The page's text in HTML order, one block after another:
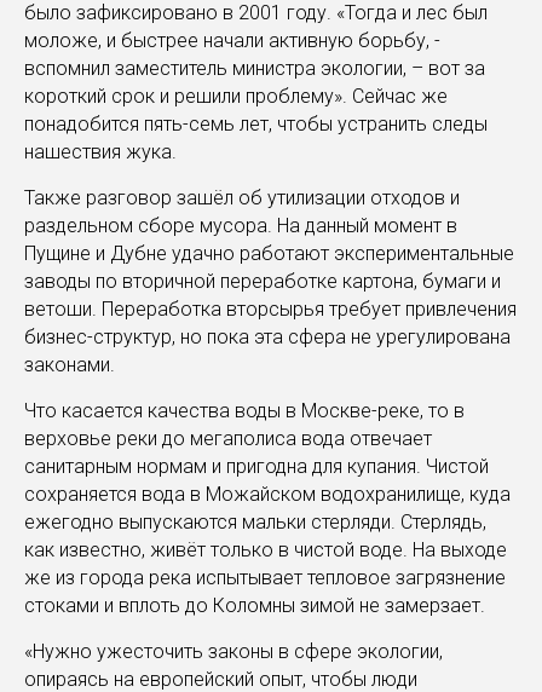
было зафиксировано в 2001 году. «Тогда и лес был
моложе, и быстрее начали активную борьбу, -
вспомнил заместитель министра экологии, – вот за
короткий срок и решили проблему». Сейчас же
понадобится пять-семь лет, чтобы устранить следы
нашествия жука.
Также разговор зашёл об утилизации отходов и
раздельном сборе мусора. На данный момент в
Пущине и Дубне удачно работают экспериментальные
заводы по вторичной переработке картона, бумаги и
ветоши. Переработка вторсырья требует привлечения
бизнес-структур, но пока эта сфера не урегулирована
законами.
Что касается качества воды в Москве-реке, то в
верховье реки до мегаполиса вода отвечает
санитарным нормам и пригодна для купания. Чистой
сохраняется вода в Можайском водохранилище, куда
ежегодно выпускаются мальки стерляди. Стерлядь,
как известно, живёт только в чистой воде. На выходе
же из города река испытывает тепловое загрязнение
стоками и вплоть до Коломны зимой не замерзает.
«Нужно ужесточить законы в сфере экологии,
опираясь на европейский опыт, чтобы люди